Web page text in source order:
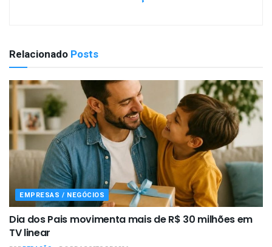
Relacionado Posts
EMPRESAS / NEGÓCIOS
Dia dos Pais movimenta mais de R$ 30 milhões em
TV linear